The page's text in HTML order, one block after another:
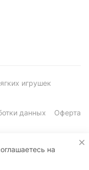
игрушек
данных Оферта
на